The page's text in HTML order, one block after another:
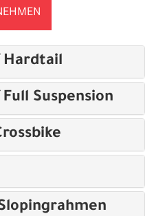
Hardtail
Suspension